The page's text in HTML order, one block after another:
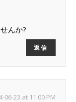
んか?
返信
06-23 at 11:00 PM